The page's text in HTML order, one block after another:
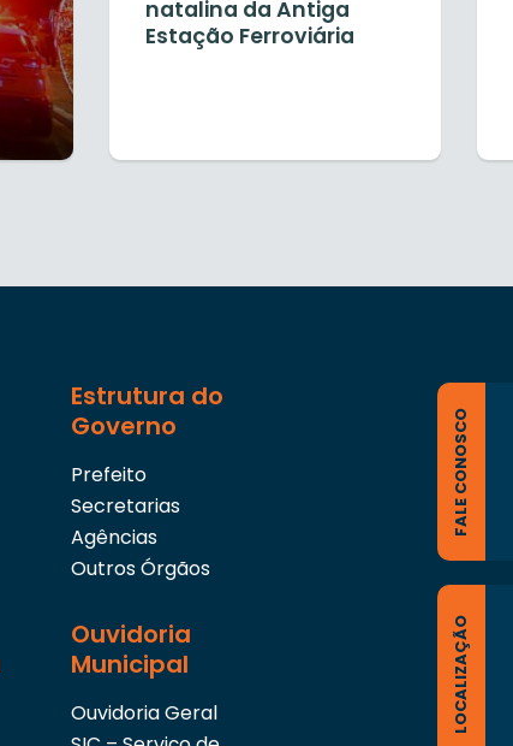
natalina da Antiga
Estação Ferroviária
Estrutura do
Governo
Prefeito
Secretarias
Agências
Outros Órgãos
Ouvidoria
Municipal
Ouvidoria Geral
FALE CONOSCO
LOCALIZAÇÃO